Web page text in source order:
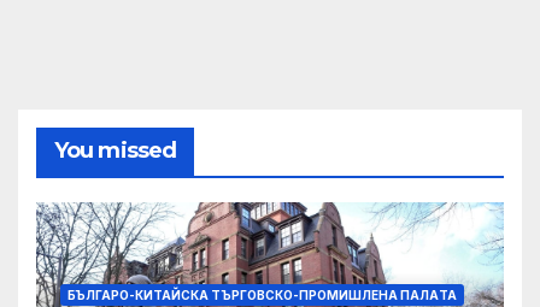
You missed
БЪЛГАРО-КИТАЙСКА ТЪРГОВСКО-ПРОМИШЛЕНА ПАЛAТА